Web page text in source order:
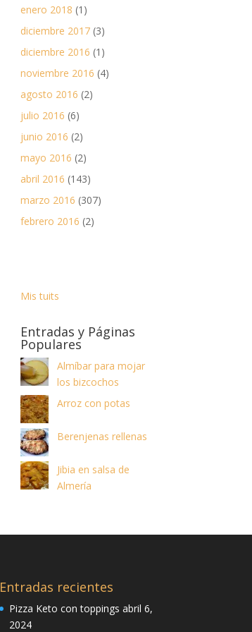
enero 2018 (1)
diciembre 2017 (3)
diciembre 2016 (1)
noviembre 2016 (4)
agosto 2016 (2)
julio 2016 (6)
junio 2016 (2)
mayo 2016 (2)
abril 2016 (143)
marzo 2016 (307)
febrero 2016 (2)
Mis tuits
Entradas y Páginas
Populares
Almíbar para mojar
los bizcochos
Arroz con potas
Berenjenas rellenas
Jibia en salsa de
Almería
Entradas recientes
Pizza Keto con toppings abril 6,
2024